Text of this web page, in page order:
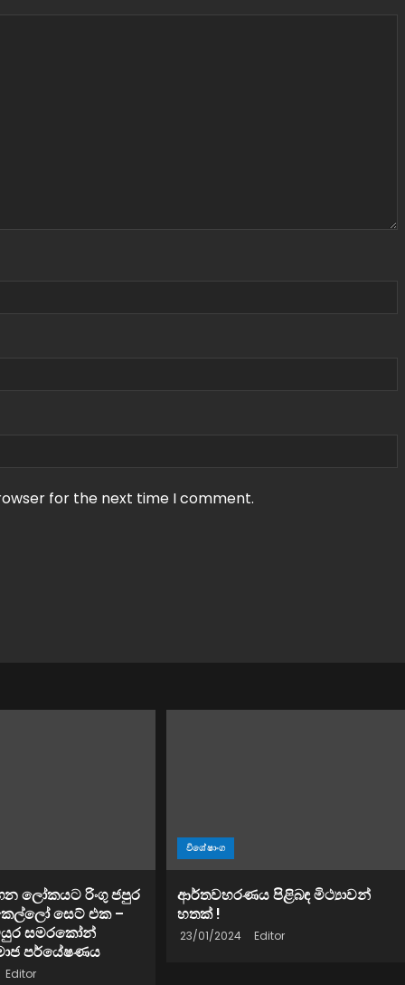
for the next time I comment.
ලෝකයට රිංගු ජපුර
සෙට් එක –
සමරකෝන්
පර්යේෂණය
Editor
විශේෂාංග
ආර්තවහරණය පිළිබඳ මිථ්‍යාවන්
හතක් !
23/01/2024 Editor